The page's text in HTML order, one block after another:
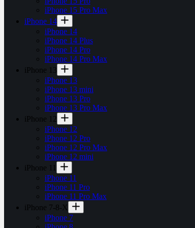
iPhone 15 Pro Max
iPhone 14
iPhone 14
iPhone 14 Plus
iPhone 14 Pro
iPhone 14 Pro Max
iPhone 13
iPhone 13
iPhone 13 mini
iPhone 13 Pro
iPhone 13 Pro Max
iPhone 12
iPhone 12
iPhone 12 Pro
iPhone 12 Pro Max
iPhone 12 mini
iPhone 11
iPhone 11
iPhone 11 Pro
iPhone 11 Pro Max
iPhone 7-8-X
iPhone 7